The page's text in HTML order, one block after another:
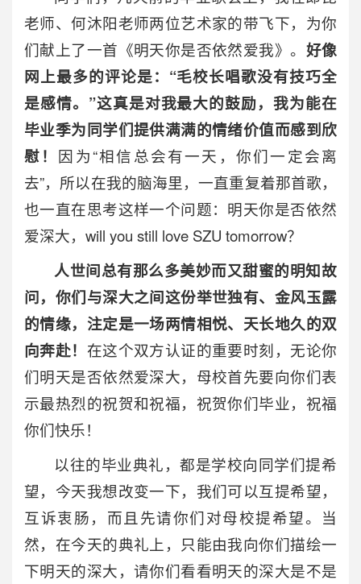
老师、何沐阳老师两位艺术家的带飞下，为你
们献上了一首《明天你是否依然爱我》。 好像
网上最多的评论是：“毛校长唱歌没有技巧全
是感情。”这真是对我最大的鼓励，我为能在
毕业季为同学们提供满满的情绪价值而感到欣
慰！ 因为“相信总会有一天，你们一定会离
去”，所以在我的脑海里，一直重复着那首歌，
也一直在思考这样一个问题：明天你是否依然
爱深大，will you still love SZU tomorrow？
人世间总有那么多美妙而又甜蜜的明知故
问，你们与深大之间这份举世独有、金风玉露
的情缘，注定是一场两情相悦、天长地久的双
向奔赴！ 在这个双方认证的重要时刻，无论你
们明天是否依然爱深大，母校首先要向你们表
示最热烈的祝贺和祝福，祝贺你们毕业，祝福
你们快乐！
以往的毕业典礼，都是学校向同学们提希
望，今天我想改变一下，我们可以互提希望，
互诉衷肠，而且先请你们对母校提希望。当
然，在今天的典礼上，只能由我向你们描绘一
下明天的深大，请你们看看明天的深大是不是